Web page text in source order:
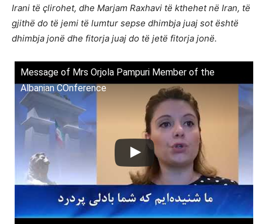
Irani të çlirohet, dhe Marjam Raxhavi të kthehet në Iran, të
gjithë do të jemi të lumtur sepse dhimbja juaj sot është
dhimbja jonë dhe fitorja juaj do të jetë fitorja jonë.
Message of Mrs Orjola Pampuri Member of the
Albanian COnference